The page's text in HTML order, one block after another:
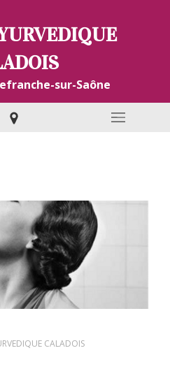
sur-Saône
CALADOIS